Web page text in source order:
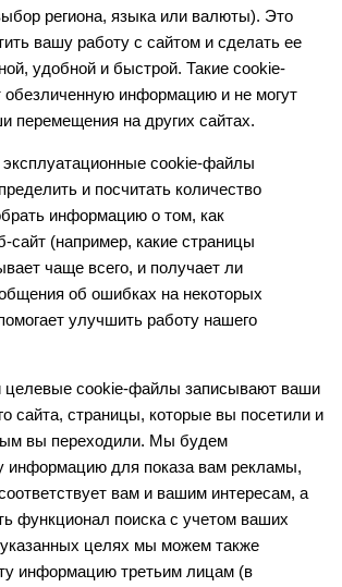
региона, языка или валюты). Это
вашу работу с сайтом и сделать ее
удобной и быстрой. Такие cookie-
информацию и не могут
перемещения на других сайтах.
эксплуатационные cookie-файлы
и посчитать количество
информацию о том, как
сайт (например, какие страницы
чаще всего, и получает ли
об ошибках на некоторых
улучшить работу нашего
целевые cookie-файлы записывают ваши
сайта, страницы, которые вы посетили и
вы переходили. Мы будем
информацию для показа вам рекламы,
вам и вашим интересам, а
функционал поиска с учетом ваших
целях мы можем также
информацию третьим лицам (в